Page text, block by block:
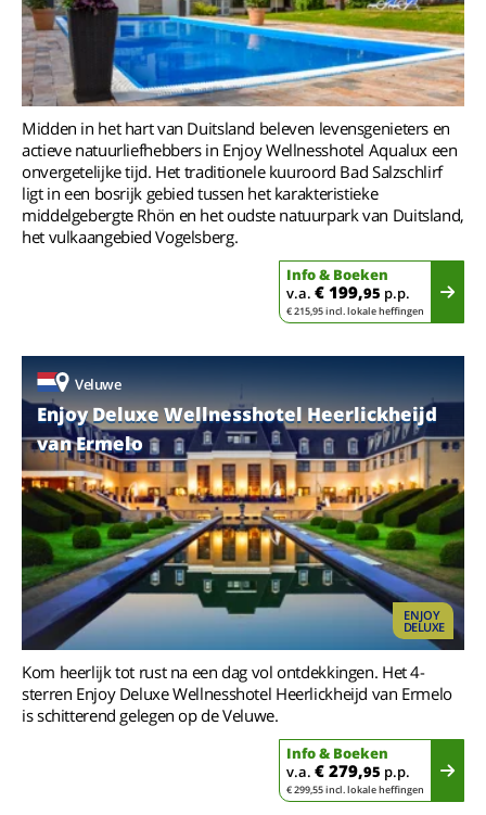
Midden in het hart van Duitsland beleven levensgenieters en
actieve natuurliefhebbers in Enjoy Wellnesshotel Aqualux een
onvergetelijke tijd. Het traditionele kuuroord Bad Salzschlirf
ligt in een bosrijk gebied tussen het karakteristieke
middelgebergte Rhön en het oudste natuurpark van Duitsland,
het vulkaangebied Vogelsberg.
Info & Boeken
v.a. € 199,95 p.p.
€ 215,95 incl. lokale heffingen
Veluwe
Enjoy Deluxe Wellnesshotel Heerlickheijd
van Ermelo
ENJOY
DELUXE
Kom heerlijk tot rust na een dag vol ontdekkingen. Het 4-
sterren Enjoy Deluxe Wellnesshotel Heerlickheijd van Ermelo
is schitterend gelegen op de Veluwe.
Info & Boeken
v.a. € 279,95 p.p.
€ 299,55 incl. lokale heffingen